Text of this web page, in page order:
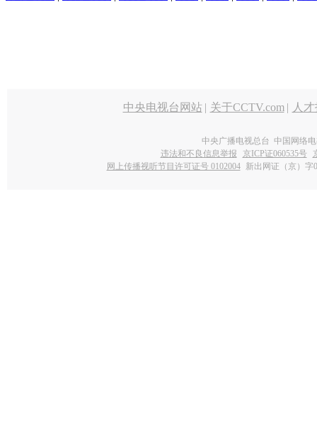
中央电视台网站 | 关于CCTV.com | 人
中央广播电视总台 中国网络
违法和不良信息举报
京ICP证060535号
网上传播视听节目许可证号 0102004 新出网证（京）